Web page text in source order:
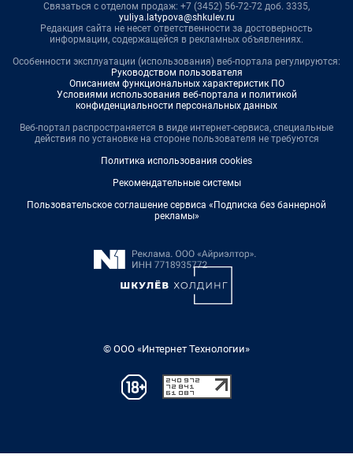
Связаться с отделом продаж: +7 (3452) 56-72-72 доб. 3335,
yuliya.latypova@shkulev.ru
Редакция сайта не несет ответственности за достоверность
информации, содержащейся в рекламных объявлениях.
Особенности эксплуатации (использования) веб-портала регулируются:
Руководством пользователя
Описанием функциональных характеристик ПО
Условиями использования веб-портала и политикой
конфиденциальности персональных данных
Веб-портал распространяется в виде интернет-сервиса, специальные
действия по установке на стороне пользователя не требуются
Политика использования cookies
Рекомендательные системы
Пользовательское соглашение сервиса «Подписка без баннерной
рекламы»
© ООО «Интернет Технологии»